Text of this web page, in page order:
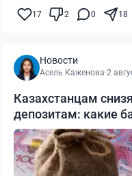
17 2 0 18
Новости
Асель Каженова·2
Казахстанцам
депозитам: какие